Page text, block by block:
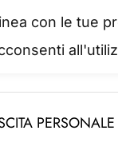
fino a
PERSONALE
con le tue